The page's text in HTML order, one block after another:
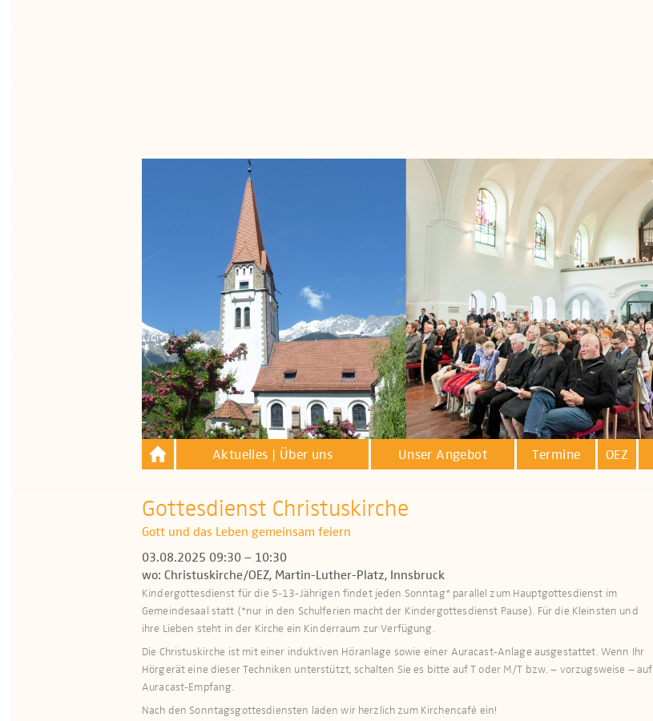
Aktuelles | Über uns Unser Angebot Termine OEZ
Gottesdienst Christuskirche
Gott und das Leben gemeinsam feiern
03.08.2025 09:30 – 10:30
wo: Christuskirche/OEZ, Martin-Luther-Platz, Innsbruck
Kindergottesdienst für die 5-13-Jährigen findet jeden Sonntag* parallel zum Hauptgottesdienst im
Gemeindesaal statt (*nur in den Schulferien macht der Kindergottesdienst Pause). Für die Kleinsten und
ihre Lieben steht in der Kirche ein Kinderraum zur Verfügung.​​​
Die Christuskirche ist mit einer induktiven Höranlage sowie einer Auracast-Anlage ausge­stattet. Wenn Ihr
Hör­gerät eine dieser Techniken unterstützt, schalten Sie es bitte auf T oder M/T bzw. – vorzugsweise – auf
Auracast-Empfang.
Nach den Sonntagsgottesdiensten laden wir herzlich zum Kirchencafé ein!